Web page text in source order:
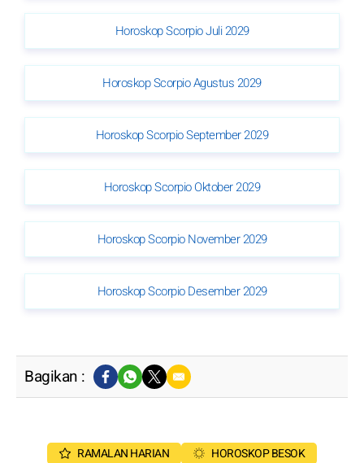
Horoskop Scorpio Juli 2029
Horoskop Scorpio Agustus 2029
Horoskop Scorpio September 2029
Horoskop Scorpio Oktober 2029
Horoskop Scorpio November 2029
Horoskop Scorpio Desember 2029
Bagikan :
RAMALAN HARIAN
HOROSKOP BESOK